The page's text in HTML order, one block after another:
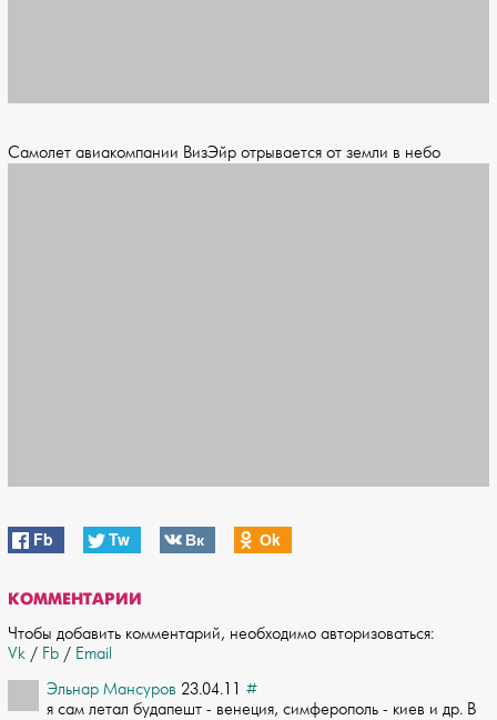
Самолет авиакомпании ВизЭйр отрывается от земли в небо
Fb Tw Вк Оk
КОММЕНТАРИИ
Чтобы добавить комментарий, необходимо авторизоваться:
Vk / Fb / Email
Эльнар Мансуров 23.04.11 #
я сам летал будапешт - венеция, симферополь - киев и др. В